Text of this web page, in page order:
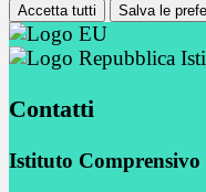
Accetta tutti Salva le
Contatti
Istituto Comprensivo